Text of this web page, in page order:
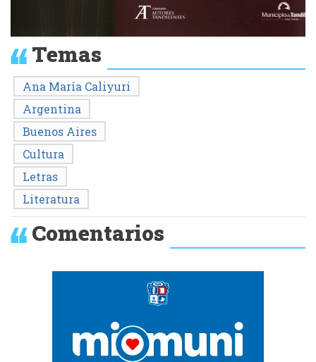
Temas
Ana María Caliyuri
Argentina
Buenos Aires
Cultura
Letras
Literatura
Comentarios